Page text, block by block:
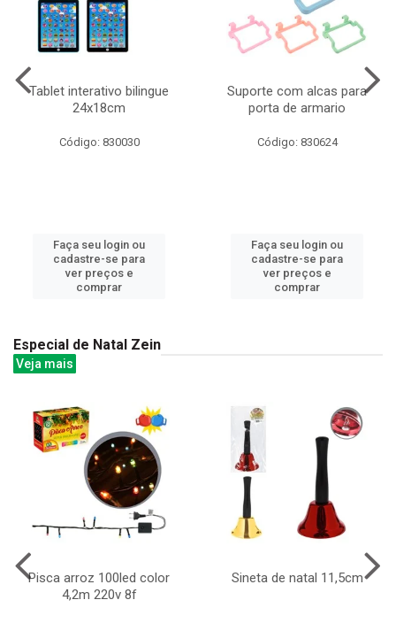
Tablet interativo bilingue
24x18cm
Código: 830030
Faça seu login ou
cadastre-se para
ver preços e
comprar
Suporte com alcas para
porta de armario
Código: 830624
Faça seu login ou
cadastre-se para
ver preços e
comprar
Especial de Natal Zein
Veja mais
Pisca arroz 100led color
4,2m 220v 8f
Sineta de natal 11,5cm